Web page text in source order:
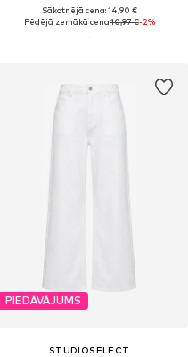
Sākotnējā cena: 14,90 €
Pēdējā zemākā cena:10,97 €-2%
PIEDĀVĀJUMS
STUDIOSELECT